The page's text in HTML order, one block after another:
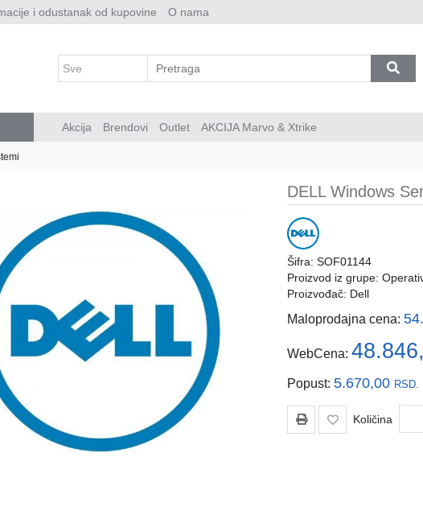
i odustanak od kupovine O nama
Akcija Brendovi Outlet AKCIJA Marvo & Xtrike
DELL Windows
Šifra: SOF01144
Proizvod iz grupe:
Proizvođač: Dell
Maloprodajna cena:
WebCena:
Popust: 5.670,00 RSD.
Količina